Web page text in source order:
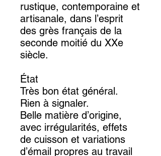
rustique, contemporaine et
artisanale, dans l’esprit
des grès français de la
seconde moitié du XXe
siècle.
État
Très bon état général.
Rien à signaler.
Belle matière d’origine,
avec irrégularités, effets
de cuisson et variations
d’émail propres au travail